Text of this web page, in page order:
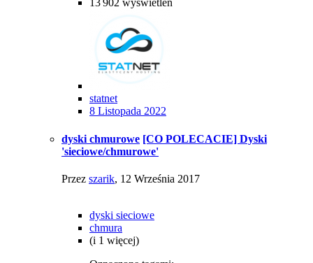
13 902 wyświetleń
statnet
8 Listopada 2022
dyski chmurowe [CO POLECACIE] Dyski
'sieciowe/chmurowe'
Przez szarik, 12 Września 2017
dyski sieciowe
chmura
(i 1 więcej)